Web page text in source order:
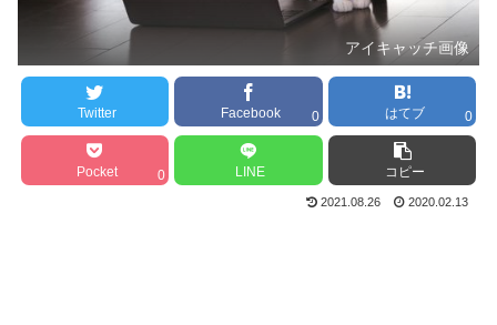
アイキャッチ画像
Twitter Facebook 0 はてブ 0
Pocket 0 LINE コピー
2021.08.26 2020.02.13